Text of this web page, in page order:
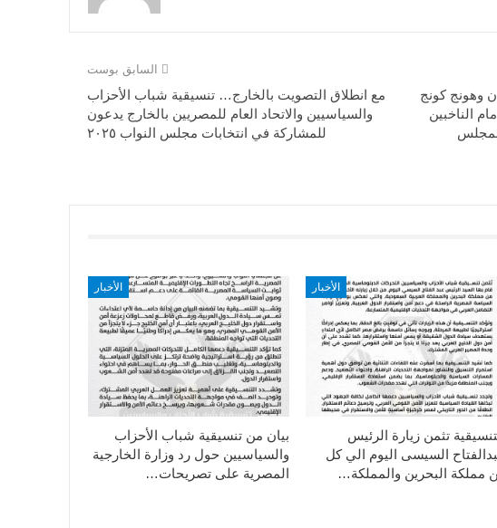
السابق بوست
مع انطلاق التصويت بالخارج… تنسيقية شباب الأحزاب
والسياسيين والاتحاد العام للمصريين بالخارج يدعون
للمشاركة في انتخابات مجلس النواب ٢٠٢٥
وهونج كونج
الناخبين
بمجلس
الأخبار
بيان من تنسيقية شباب الأحزاب
والسياسيين حول رد وزارة الخارجية
المصرية على تصريحات…
الأخبار
تثمن زيارة الرئيس
السيسى اليوم الي كل
مملكة البحرين والمملكة…